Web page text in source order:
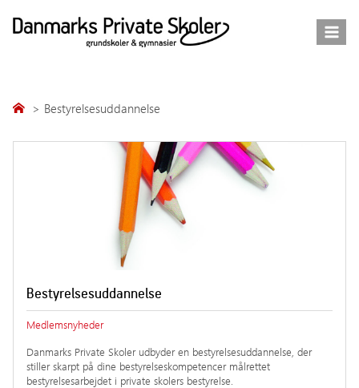
Bestyrelsesuddannelse
Bestyrelsesuddannelse
Medlemsnyheder
Danmarks Private Skoler udbyder en bestyrelsesuddannelse, der
stiller skarpt på dine bestyrelseskompetencer målrettet
bestyrelsesarbejdet i private skolers bestyrelse.